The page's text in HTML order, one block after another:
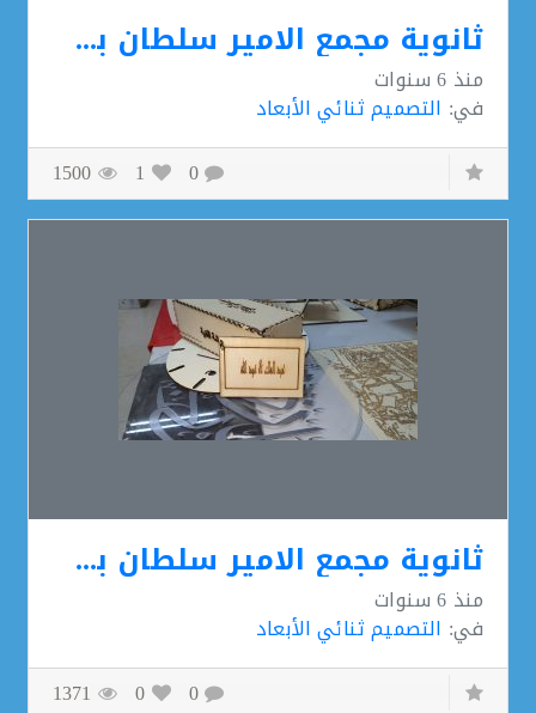
ثانوية مجمع الامير سلطان بن عبد العزيز التعليمي
التصميم ثنائي الأبعاد
1
1500
ثانوية مجمع الامير سلطان بن عبد العزيز التعليمي
التصميم ثنائي الأبعاد
0
1371